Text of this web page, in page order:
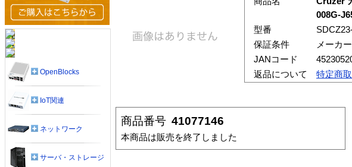
008G-
型番
保証条件
メーカ
JANコード
返品について
特定商
商品番号 41077146
本商品は販売を終了しました
OpenBlocks
IoT関連
ネットワーク
サーバ・ストレージ